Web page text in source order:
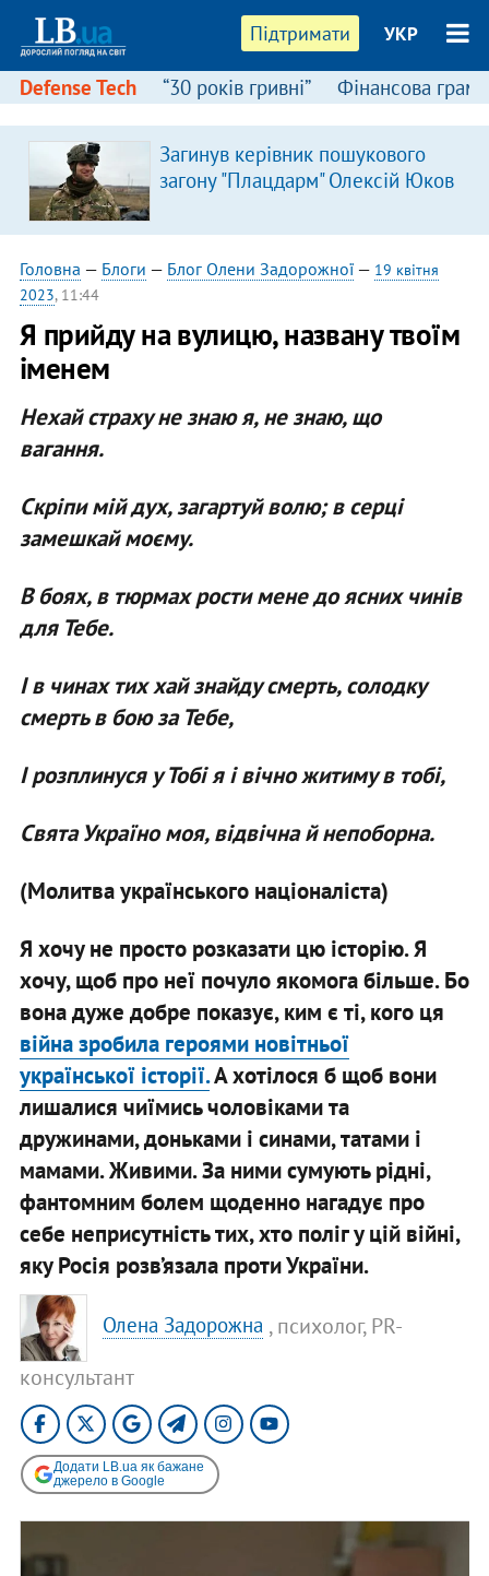
Підтримати УКР
Defense Tech “30 років гривні” Фінансова
Загинув керівник пошукового
загону "Плацдарм" Олексій Юков
Головна — Блоги — Блог Олени Задорожної— 19 квітня
2023, 11:44
Я прийду на вулицю, названу твоїм
іменем
Нехай страху не знаю я, не знаю, що
вагання.
Скрiпи мiй дух, загартуй волю; в серцi
замешкай моєму.
В боях, в тюрмах рости мене до ясних чинiв
для Тебе.
І в чинах тих хай знайду смерть, солодку
смерть в бою за Тебе,
І розплинуся у Тобi я i вiчно житиму в тобi,
Свята Україно моя, вiдвiчна й непоборна.
(Молитва українського націоналіста)
Я хочу не просто розказати цю історію. Я
хочу, щоб про неї почуло якомога більше. Бо
вона дуже добре показує, ким є ті, кого ця
війна зробила героями новітньої
української історії.А хотілося б щоб вони
лишалися чиїмись чоловіками та
дружинами, доньками і синами, татами і
мамами. Живими. За ними сумують рідні,
фантомним болем щоденно нагадує про
себе неприсутність тих, хто поліг у цій війні,
яку Росія розв’язала проти України.
Олена Задорожна , психолог, PR-
консультант
Додати LB.ua як бажане
джерело в Google